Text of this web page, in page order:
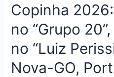
Copinha
no “Grupo
no “Luiz
Nova-GO,